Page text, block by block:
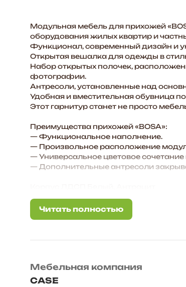
Модульная мебель для прихожей
оборудования жилых квартир и
Функционал, современный дизайн и
Открытая вешалка для одежды в
Набор открытых полочек,
фотографии.
Антресоли, установленные над
Удобная и вместительная обувница
Этот гарнитур станет не просто
Преимущества прихожей «BOSA»:
— Функциональное наполнение.
— Произвольное расположение
— Универсальное цветовое
— Дополнительные антресоли
Задняя стенка – ХДФ 3 мм
Размер комплекта, мм: 3000*2523*444
Вешалка/ 1200х1386х370
Обувница/ 600х865х370
Читать полностью
Читать полностью
Мебельная компания
CASE